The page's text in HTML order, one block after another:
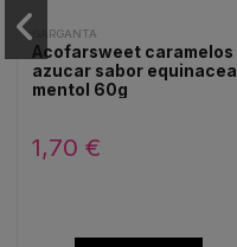
GARGANTA
Acofarsweet caramelos
azucar sabor equinacea
mentol 60g
1,70 €